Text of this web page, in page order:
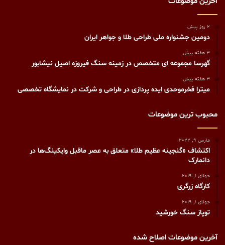
2 روز پیش
دومین جشنواره ملی طراحی طلا و جواهر ایران
3 هفته پیش
گهرسا مجموعه ای متخصص در زمینه سنگ فیروزه اصیل نیشابور
3 هفته پیش
میترا فخرموحدی ایده پردازی در طراحی و شرکت در نمایشگاه تخصصی
محبوب ترین موضوعات
مارس 9, 2022
اکتشاف «گنجینه عظیم طلا» متعلق به عصر ماقبل وایکینگ‌ها در
دانمارک
جولای 1, 2019
کارگاه زرگری
جولای 1, 2019
توپاز سنگ خورشيد
آخرین موضوعات اصلاح شده